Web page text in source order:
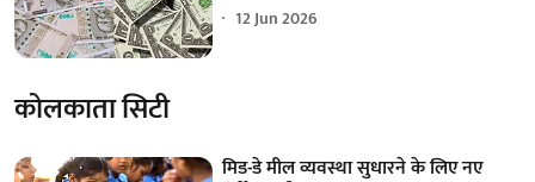
12 Jun 2026
कोलकाता सिटी
मिड-डे मील व्यवस्था सुधारने के लिए नए